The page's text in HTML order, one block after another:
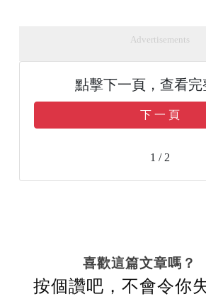
Advertisements
點擊下一頁，查看完
下 一 頁
1 / 2
喜歡這篇文章嗎？
按個讚吧，不會令你